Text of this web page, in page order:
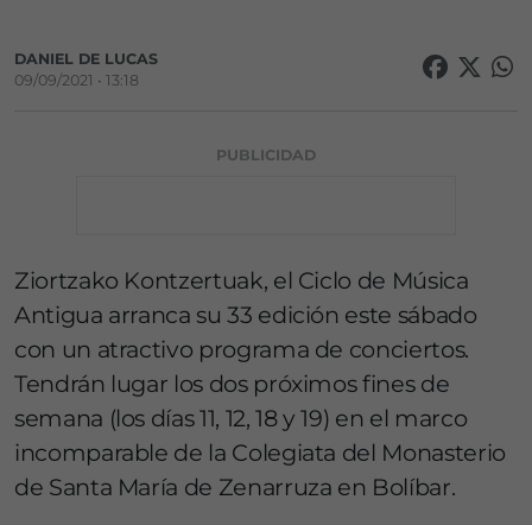
DANIEL DE LUCAS
09/09/2021 • 13:18
PUBLICIDAD
Ziortzako Kontzertuak, el Ciclo de Música
Antigua arranca su 33 edición este sábado
con un atractivo programa de conciertos.
Tendrán lugar los dos próximos fines de
semana (los días 11, 12, 18 y 19) en el marco
incomparable de la Colegiata del Monasterio
de Santa María de Zenarruza en Bolíbar.